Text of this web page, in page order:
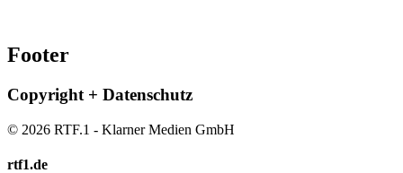
Footer
Copyright + Datenschutz
© 2026 RTF.1 - Klarner Medien GmbH
rtf1.de